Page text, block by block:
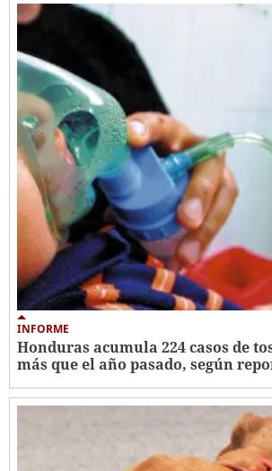
INFORME
Honduras acumula 224 casos de
más que el año pasado, según